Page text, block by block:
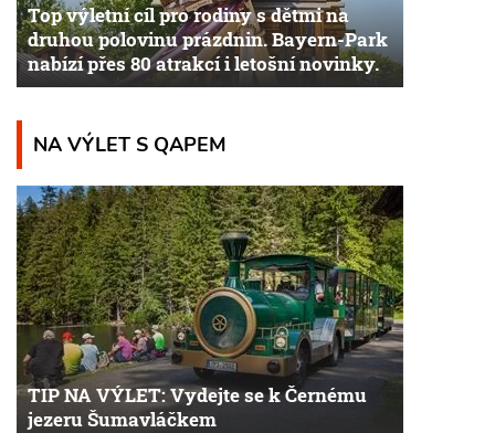
Top výletní cíl pro rodiny s dětmi na
druhou polovinu prázdnin. Bayern-Park
nabízí přes 80 atrakcí i letošní novinky.
NA VÝLET S QAPEM
TIP NA VÝLET: Vydejte se k Černému
jezeru Šumavláčkem